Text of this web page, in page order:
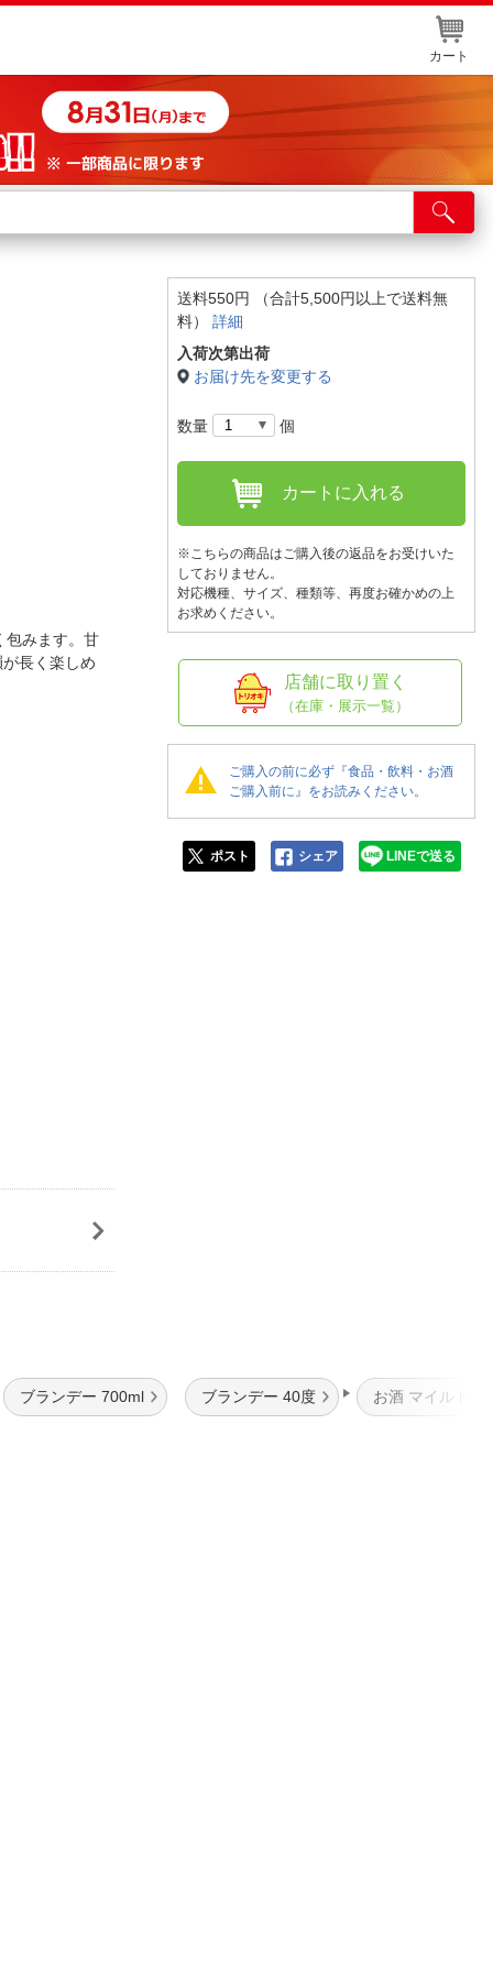
カート
舗サービス
ト取り置き
/ 中文
包みます。甘
長く楽しめ
送料550円 （合計5,500円以上で送料無
料） 詳細
入荷次第出荷
お届け先を変更する
数量 個
カートに入れる
※こちらの商品はご購入後の返品をお受けいた
しておりません。
対応機種、サイズ、種類等、再度お確かめの上
お求めください。
店舗に取り置く
（在庫・展示一覧）
ご購入の前に必ず『食品・飲料・お酒
ご購入前に』をお読みください。
ポスト シェア LINEで送る
ブランデー 700ml ブランデー 40度 お酒 マイルド